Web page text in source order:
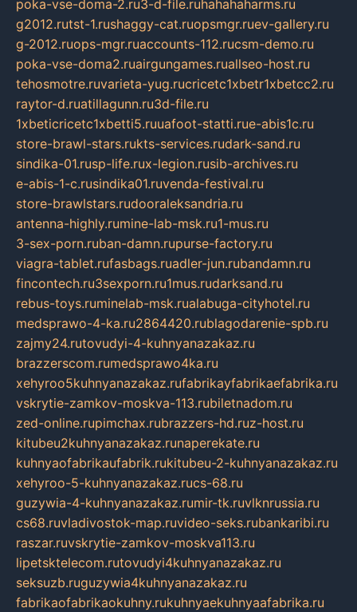
poka-vse-doma-2.ru3-d-file.ruhahahaharms.ru
g2012.rutst-1.rushaggy-cat.ruopsmgr.ruev-gallery.ru
g-2012.ruops-mgr.ruaccounts-112.rucsm-demo.ru
poka-vse-doma2.ruairgungames.ruallseo-host.ru
tehosmotre.ruvarieta-yug.rucricetc1xbetr1xbetcc2.ru
raytor-d.ruatillagunn.ru3d-file.ru
1xbeticricetc1xbetti5.ruuafoot-statti.rue-abis1c.ru
store-brawl-stars.rukts-services.rudark-sand.ru
sindika-01.rusp-life.rux-legion.rusib-archives.ru
e-abis-1-c.rusindika01.ruvenda-festival.ru
store-brawlstars.rudooraleksandria.ru
antenna-highly.rumine-lab-msk.ru1-mus.ru
3-sex-porn.ruban-damn.rupurse-factory.ru
viagra-tablet.rufasbags.ruadler-jun.rubandamn.ru
fincontech.ru3sexporn.ru1mus.rudarksand.ru
rebus-toys.ruminelab-msk.rualabuga-cityhotel.ru
medsprawo-4-ka.ru2864420.rublagodarenie-spb.ru
zajmy24.rutovudyi-4-kuhnyanazakaz.ru
brazzerscom.rumedsprawo4ka.ru
xehyroo5kuhnyanazakaz.rufabrikayfabrikaefabrika.ru
vskrytie-zamkov-moskva-113.rubiletnadom.ru
zed-online.rupimchax.rubrazzers-hd.ruz-host.ru
kitubeu2kuhnyanazakaz.runaperekate.ru
kuhnyaofabrikaufabrik.rukitubeu-2-kuhnyanazakaz.ru
xehyroo-5-kuhnyanazakaz.rucs-68.ru
guzywia-4-kuhnyanazakaz.rumir-tk.ruvlknrussia.ru
cs68.ruvladivostok-map.ruvideo-seks.rubankaribi.ru
raszar.ruvskrytie-zamkov-moskva113.ru
lipetsktelecom.rutovudyi4kuhnyanazakaz.ru
seksuzb.ruguzywia4kuhnyanazakaz.ru
fabrikaofabrikaokuhny.rukuhnyaekuhnyaafabrika.ru